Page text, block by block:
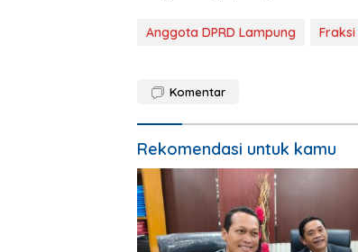
Anggota DPRD Lampung Fraksi
Komentar
Rekomendasi untuk kamu